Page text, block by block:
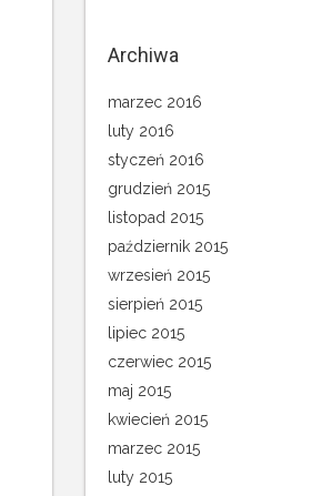
Archiwa
marzec 2016
luty 2016
styczeń 2016
grudzień 2015
listopad 2015
październik 2015
wrzesień 2015
sierpień 2015
lipiec 2015
czerwiec 2015
maj 2015
kwiecień 2015
marzec 2015
luty 2015